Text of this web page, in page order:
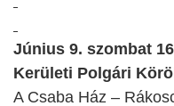
Június 9. szombat
Kerületi Polgári
A Csaba Ház –